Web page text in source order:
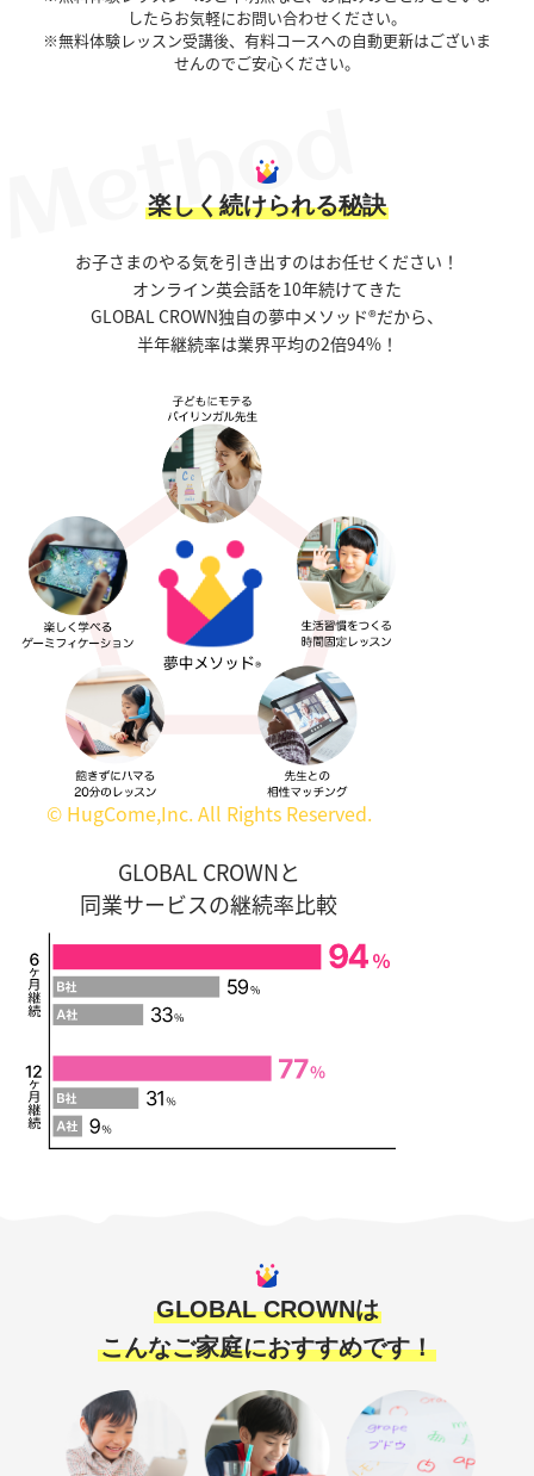
したらお気軽にお問い合わせください。
※無料体験レッスン受講後、有料コースへの自動更新はございま
せんのでご安心ください。
楽しく続けられる秘訣
お子さまのやる気を引き出すのはお任せください！
オンライン英会話を10年続けてきた
GLOBAL CROWN独自の夢中メソッド®だから、
半年継続率は業界平均の2倍94%！
© HugCome,Inc. All Rights Reserved.
GLOBAL CROWNと
同業サービスの継続率比較
GLOBAL CROWNは
こんなご家庭におすすめです！